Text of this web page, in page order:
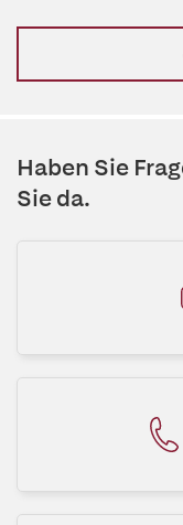
Haben Sie
Sie da.